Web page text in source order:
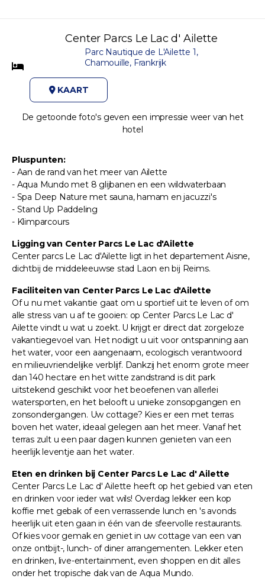
Center Parcs Le Lac d' Ailette
Parc Nautique de L'Ailette 1,
Chamouille, Frankrijk
KAART
De getoonde foto's geven een impressie weer van het
hotel
Pluspunten:
- Aan de rand van het meer van Ailette
- Aqua Mundo met 8 glijbanen en een wildwaterbaan
- Spa Deep Nature met sauna, hamam en jacuzzi's
- Stand Up Paddeling
- Klimparcours
Ligging van Center Parcs Le Lac d'Ailette
Center parcs Le Lac d'Ailette ligt in het departement Aisne,
dichtbij de middeleeuwse stad Laon en bij Reims.
Faciliteiten van Center Parcs Le Lac d'Ailette
Of u nu met vakantie gaat om u sportief uit te leven of om
alle stress van u af te gooien: op Center Parcs Le Lac d'
Ailette vindt u wat u zoekt. U krijgt er direct dat zorgeloze
vakantiegevoel van. Het nodigt u uit voor ontspanning aan
het water, voor een aangenaam, ecologisch verantwoord
en milieuvriendelijke verblijf. Dankzij het enorm grote meer
dan 140 hectare en het witte zandstrand is dit park
uitstekend geschikt voor het beoefenen van allerlei
watersporten, en het belooft u unieke zonsopgangen en
zonsondergangen. Uw cottage? Kies er een met terras
boven het water, ideaal gelegen aan het meer. Vanaf het
terras zult u een paar dagen kunnen genieten van een
heerlijk leventje aan het water.
Eten en drinken bij Center Parcs Le Lac d' Ailette
Center Parcs Le Lac d' Ailette heeft op het gebied van eten
en drinken voor ieder wat wils! Overdag lekker een kop
koffie met gebak of een verrassende lunch en 's avonds
heerlijk uit eten gaan in één van de sfeervolle restaurants.
Of kies voor gemak en geniet in uw cottage van een van
onze ontbijt-, lunch- of diner arrangementen. Lekker eten
en drinken, live-entertainment, even shoppen en dit alles
onder het tropische dak van de Aqua Mundo.